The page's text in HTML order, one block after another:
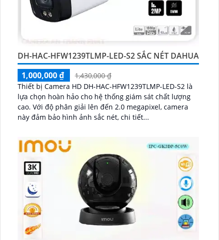
DH-HAC-HFW1239TLMP-LED-S2 SẮC NÉT DAHUA
1,000,000 ₫
1,430,000 ₫
Thiết bị Camera HD DH-HAC-HFW1239TLMP-LED-S2 là
lựa chọn hoàn hảo cho hệ thống giám sát chất lượng
cao. Với độ phân giải lên đến 2.0 megapixel, camera
này đảm bảo hình ảnh sắc nét, chi tiết...